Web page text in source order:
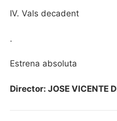
IV. Vals decadent
.
Estrena absoluta
Director: JOSE VICENTE